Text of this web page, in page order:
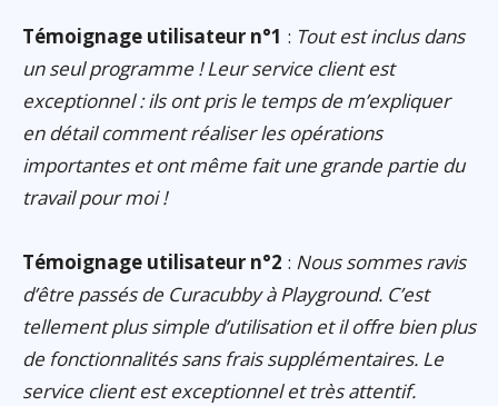
Témoignage utilisateur n°1 : Tout est inclus dans
un seul programme ! Leur service client est
exceptionnel : ils ont pris le temps de m’expliquer
en détail comment réaliser les opérations
importantes et ont même fait une grande partie du
travail pour moi !
Témoignage utilisateur n°2 : Nous sommes ravis
d’être passés de Curacubby à Playground. C’est
tellement plus simple d’utilisation et il offre bien plus
de fonctionnalités sans frais supplémentaires. Le
service client est exceptionnel et très attentif.